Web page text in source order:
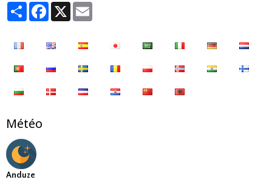
PartagerFacebook
X
Météo
Anduze